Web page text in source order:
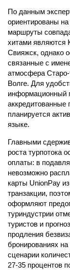
По данным
ориентированы
маршруты
хитами являются
Свияжск, однако
связанные с
атмосфера
Волге. Для
информационный
аккредитованные
планируется
языке.
Главными
роста турпотока
оплаты: в
невозможно
карты UnionPay
транзакции,
оформляют
туриндустрии
туристов и
продления
бронированиях
сценарии
27-35 процентов